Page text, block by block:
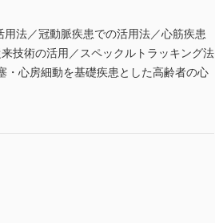
法／冠動脈疾患での活用法／心筋疾患
技術の活用／スペックルトラッキング法
心房細動を基礎疾患とした高齢者の心